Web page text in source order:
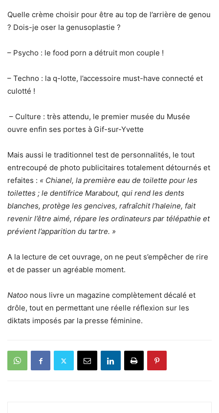
Quelle crème choisir pour être au top de l’arrière de genou
? Dois-je oser la genusoplastie ?
– Psycho : le food porn a détruit mon couple !
– Techno : la q-lotte, l’accessoire must-have connecté et
culotté !
– Culture : très attendu, le premier musée du Musée
ouvre enfin ses portes à Gif-sur-Yvette
Mais aussi le traditionnel test de personnalités, le tout
entrecoupé de photo publicitaires totalement détournés et
refaites : « Chianel, la première eau de toilette pour les
toilettes ; le dentifrice Marabout, qui rend les dents
blanches, protège les gencives, rafraîchit l’haleine, fait
revenir l’être aimé, répare les ordinateurs par télépathie et
prévient l’apparition du tartre. »
A la lecture de cet ouvrage, on ne peut s’empêcher de rire
et de passer un agréable moment.
Natoo nous livre un magazine complètement décalé et
drôle, tout en permettant une réelle réflexion sur les
diktats imposés par la presse féminine.